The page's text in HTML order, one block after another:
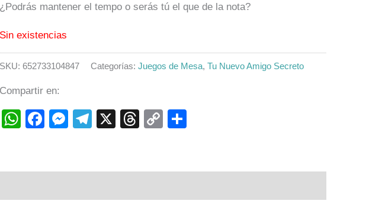
¿Podrás mantener el tempo o serás tú el que de la nota?
Sin existencias
SKU: 652733104847 Categorías: Juegos de Mesa, Tu Nuevo Amigo Secreto
Compartir en:
WhatsApp
Facebook
Messenger
Telegram
X Threads
Copy